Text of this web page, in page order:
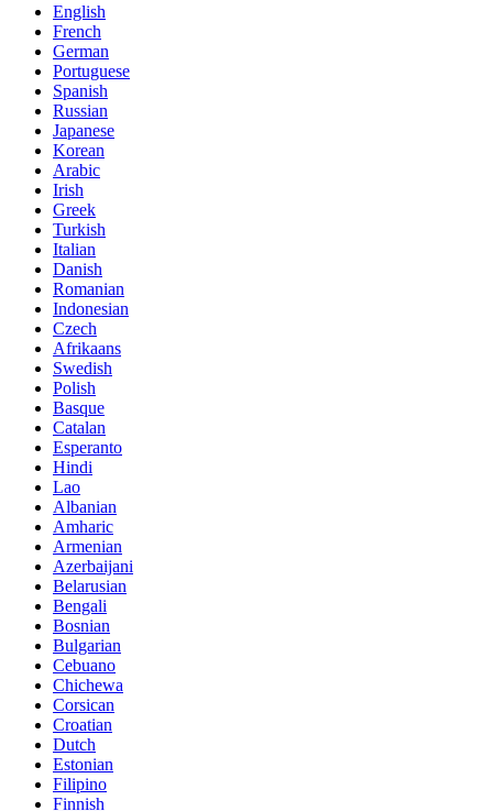
English
French
German
Portuguese
Spanish
Russian
Japanese
Korean
Arabic
Irish
Greek
Turkish
Italian
Danish
Romanian
Indonesian
Czech
Afrikaans
Swedish
Polish
Basque
Catalan
Esperanto
Hindi
Lao
Albanian
Amharic
Armenian
Azerbaijani
Belarusian
Bengali
Bosnian
Bulgarian
Cebuano
Chichewa
Corsican
Croatian
Dutch
Estonian
Filipino
Finnish